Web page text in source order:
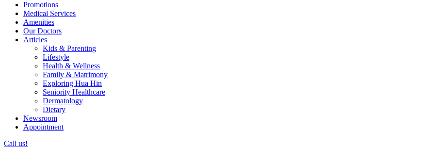
Promotions
Medical Services
Amenities
Our Doctors
Articles
Kids & Parenting
Lifestyle
Health & Wellness
Family & Matrimony
Exploring Hua Hin
Seniority Healthcare
Dermatology
Dietary
Newsroom
Appointment
Call us!